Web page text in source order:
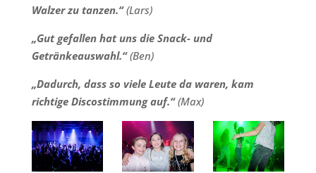
Walzer zu tanzen.“(Lars)
„Gut gefallen hat uns die Snack- und
Getränkeauswahl.“(Ben)
„Dadurch, dass so viele Leute da waren, kam
richtige Discostimmung auf.“(Max)